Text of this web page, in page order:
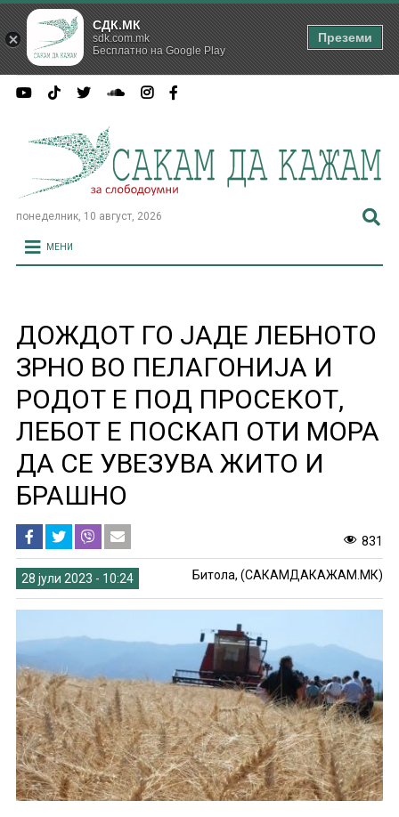
понеделник, 10 август, 2026
МЕНИ
ДОЖДОТ ГО ЈАДЕ ЛЕБНОТО
ЗРНО ВО ПЕЛАГОНИЈА И
РОДОТ Е ПОД ПРОСЕКОТ,
ЛЕБОТ Е ПОСКАП ОТИ МОРА
ДА СЕ УВЕЗУВА ЖИТО И
БРАШНО
831
28 јули 2023 - 10:24 Битола, (САКАМДАКАЖАМ.МК)
СДК.МК
sdk.com.mk
Бесплатно на Google Play
Преземи